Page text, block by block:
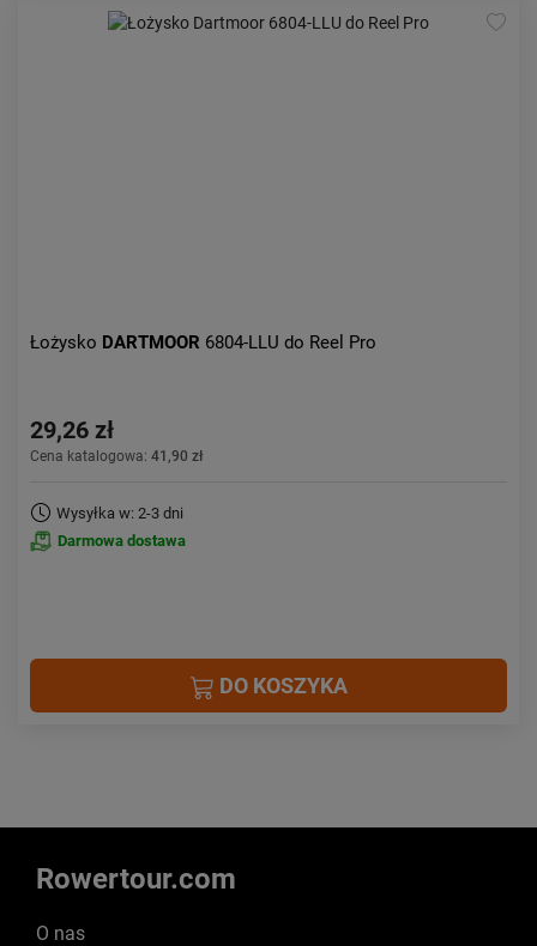
Łożysko DARTMOOR 6804-LLU do Reel Pro
29,26 zł
Cena katalogowa: 41,90 zł
Wysyłka w: 2-3 dni
Darmowa dostawa
DO KOSZYKA
Rowertour.com
O nas